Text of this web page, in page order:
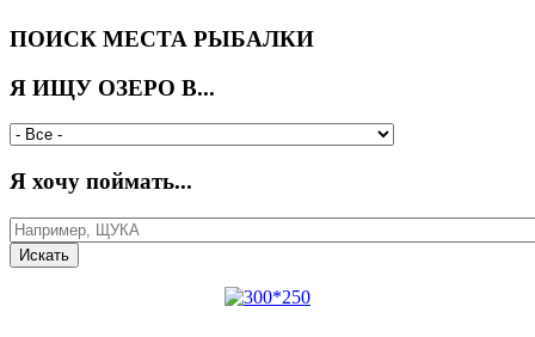
ПОИСК МЕСТА РЫБАЛКИ
Я ИЩУ ОЗЕРО В...
Я хочу поймать...